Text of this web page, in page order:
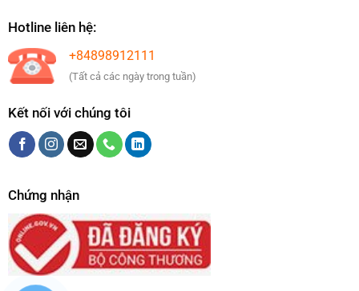
Hotline liên hệ:
+84898912111
(Tất cả các ngày trong tuần)
Kết nối với chúng tôi
Chứng nhận